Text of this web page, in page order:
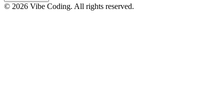
© 2026 Vibe Coding. All rights reserved.